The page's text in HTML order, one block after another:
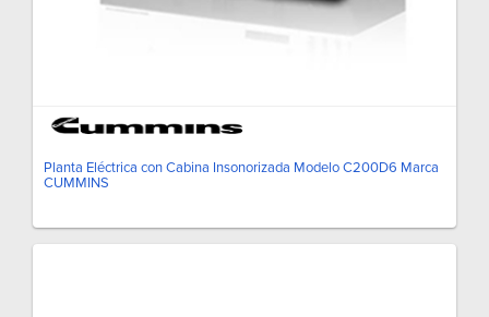
Planta Eléctrica con Cabina Insonorizada Modelo C200D6 Marca
CUMMINS